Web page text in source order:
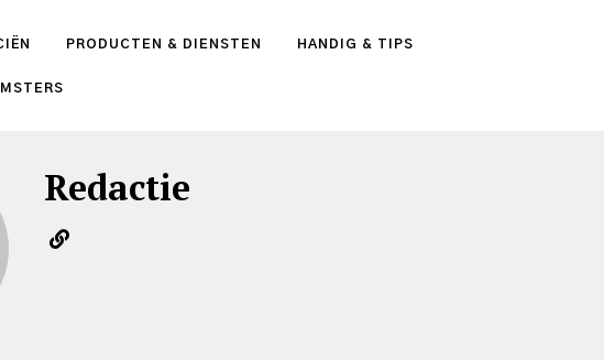
PRODUCTEN & DIENSTEN HANDIG & TIPS
Redactie